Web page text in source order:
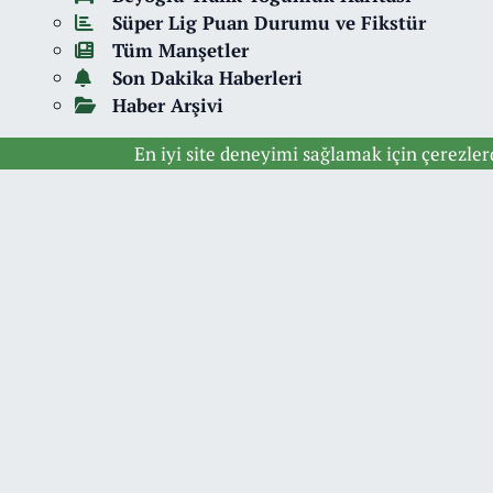
Süper Lig Puan Durumu ve Fikstür
Tüm Manşetler
Son Dakika Haberleri
Haber Arşivi
En iyi site deneyimi sağlamak için